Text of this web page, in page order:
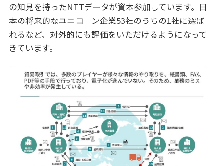
の知見を持ったNTTデータが資本参加しています。日
本の将来的なユニコーン企業53社のうちの1社に選ば
れるなど、対外的にも評価をいただけるようになって
きています。